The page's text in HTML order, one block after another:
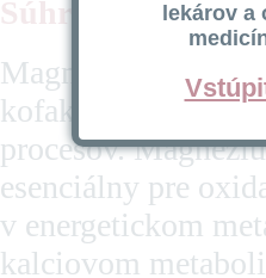
Magnézium je
kofaktor pre viac
procesov.
esenciálny pre
v energetickom
kalciovom
lekárov